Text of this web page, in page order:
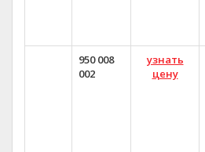
950 008
002
узнать
цену